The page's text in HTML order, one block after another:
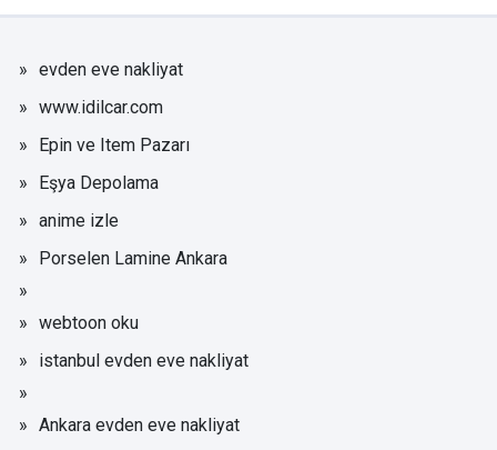
evden eve nakliyat
www.idilcar.com
Epin ve Item Pazarı
Eşya Depolama
anime izle
Porselen Lamine Ankara
webtoon oku
istanbul evden eve nakliyat
Ankara evden eve nakliyat